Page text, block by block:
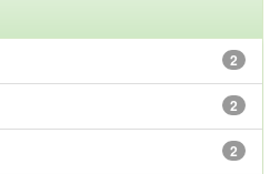
2
2
2